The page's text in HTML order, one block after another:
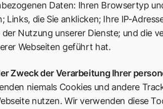
Daten: Ihren Browsertyp
Links, die Sie anklicken; Ihre IP-
Nutzung unserer Dienste; und die
Webseiten geführt hat.
Zweck der Verarbeitung Ihrer
niemals Cookies und andere
nutzen. Wir verwenden diese